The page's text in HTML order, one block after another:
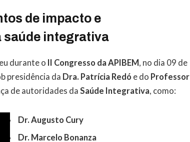
de impacto e
saúde integrativa
durante o II Congresso da APIBEM, no dia 09 de
presidência da Dra. Patrícia Redó e do Professor
de autoridades daSaúde Integrativa, como:
Dr. Augusto Cury
Dr. Marcelo Bonanza